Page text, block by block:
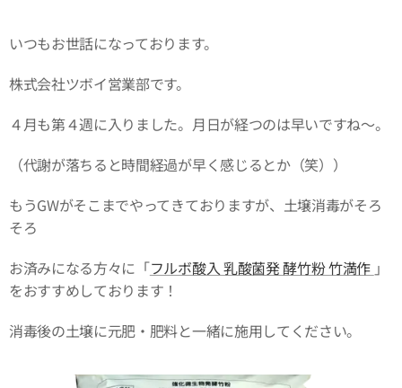
いつもお世話になっております。
株式会社ツボイ営業部です。
４月も第４週に入りました。月日が経つのは早いですね～。
（代謝が落ちると時間経過が早く感じるとか（笑））
もうGWがそこまでやってきておりますが、土壌消毒がそろ
そろ
お済みになる方々に「フルボ酸入 乳酸菌発 酵竹粉 竹満作 」
をおすすめしております！
消毒後の土壌に元肥・肥料と一緒に施用してください。